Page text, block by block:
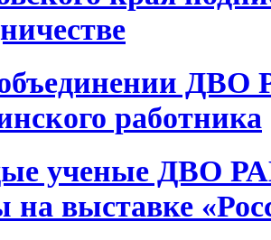
ДВО
работника
ученые ДВО
на выставке